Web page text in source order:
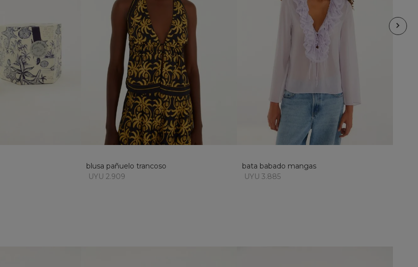
XL
M L
añadir al carrito
blusa pañuelo trancoso
UYU 2.909
M
añadir al carrito
bata babado mangas
UYU 3.885